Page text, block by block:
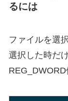
るには
ファイルを選
選択した時だ
REG_DWORD